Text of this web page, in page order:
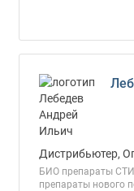
Дистрибьютер,
БИО препараты
препараты нового